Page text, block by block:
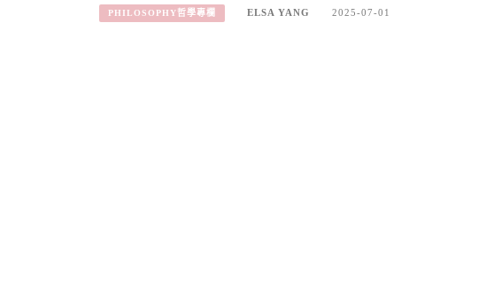
PHILOSOPHY哲學專欄 ELSA YANG 2025-07-01